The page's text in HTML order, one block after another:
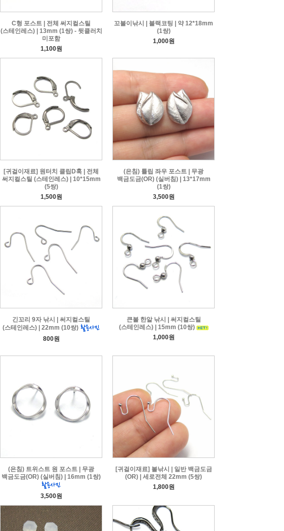
C형 포스트 | 전체 써지컬스틸
(스테인레스) | 13mm (1쌍) - 뒷클러치
미포함
1,100원
꼬불이낚시 | 블랙코팅 | 약 12*18mm
(1쌍)
1,000원
[귀걸이재료] 원터치 클립D훅 | 전체
써지컬스틸 (스테인레스) | 10*15mm
(5쌍)
1,500원
(은침) 튤립 좌우 포스트 | 무광
백금도금(OR) (실버침) | 13*17mm
(1쌍)
3,500원
긴꼬리 9자 낚시 | 써지컬스틸
(스테인레스) | 22mm (10쌍)
800원
큰볼 한알 낚시 | 써지컬스틸
(스테인레스) | 15mm (10쌍)
1,000원
(은침) 트위스트 원 포스트 | 무광
백금도금(OR) (실버침) | 16mm (1쌍)
3,500원
[귀걸이재료] 볼낚시 | 일반 백금도금
(OR) | 세로전체 22mm (5쌍)
1,800원